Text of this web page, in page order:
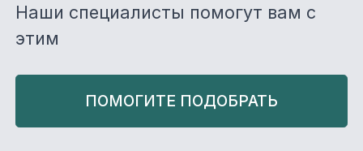
Наши специалисты помогут вам с
этим
ПОМОГИТЕ ПОДОБРАТЬ